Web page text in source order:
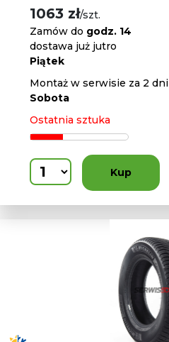
1063 zł/szt.
Zamów do godz. 14
dostawa już jutro
Piątek
Montaż w serwisie za 2 dni
Sobota
Ostatnia sztuka
Kup